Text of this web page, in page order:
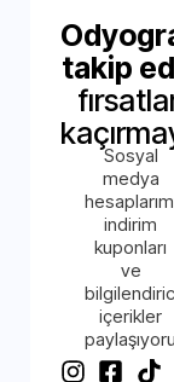
takip
Sosyal
medya
indirim
kuponları
ve
içerikler